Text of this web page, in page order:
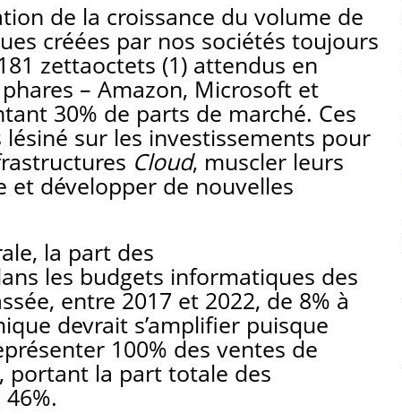
de la croissance du volume de
créées par nos sociétés toujours
zettaoctets (1) attendus en
– Amazon, Microsoft et
30% de parts de marché. Ces
lésiné sur les investissements pour
Cloud, muscler leurs
et développer de nouvelles
la part des
les budgets informatiques des
entre 2017 et 2022, de 8% à
devrait s’amplifier puisque
100% des ventes de
portant la part totale des